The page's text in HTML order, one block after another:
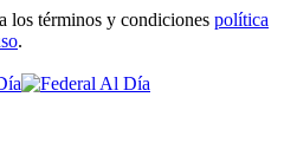
los términos y condiciones política
.